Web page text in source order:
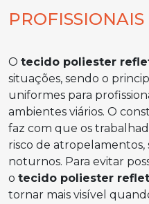
PROFISSIONAIS
O tecido poliester
situações, sendo o
uniformes para
ambientes viários. O
faz com que os
risco de
noturnos. Para evitar
o tecido poliester
tornar mais visível